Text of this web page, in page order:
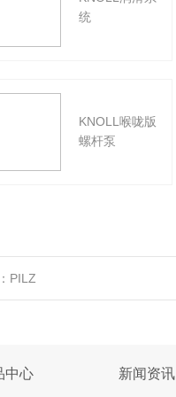
统
KNOLL喉咙版
螺杆泵
PILZ
中心 新闻资讯